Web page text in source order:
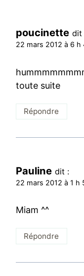
poucinette dit
22 mars 2012 à 6 h
toute suite
Répondre
Pauline dit :
22 mars 2012 à 1 h
Miam ^^
Répondre